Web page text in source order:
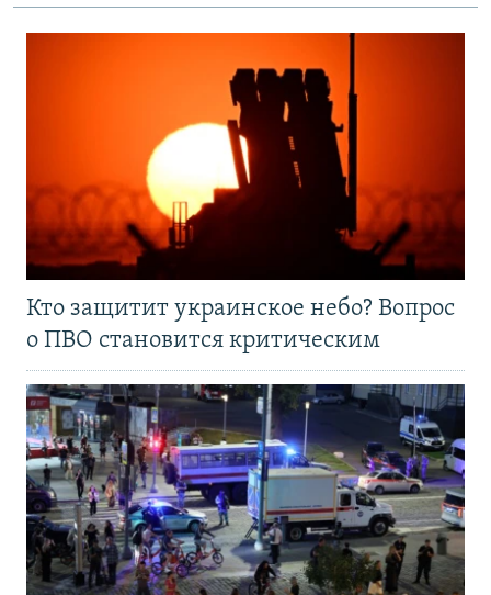
Кто защитит украинское небо? Вопрос
о ПВО становится критическим